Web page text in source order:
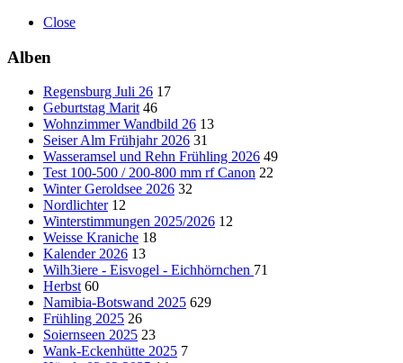
Close
Alben
Regensburg Juli 26 17
Geburtstag Marit 46
Wohnzimmer Wandbild 26 13
Seiser Alm Frühjahr 2026 31
Wasseramsel und Rehn Frühling 2026 49
Test 100-500 / 200-800 mm rf Canon 22
Winter Geroldsee 2026 32
Nordlichter 12
Winterstimmungen 2025/2026 12
Weisse Kraniche 18
Kalender 2026 13
Wilh3iere - Eisvogel - Eichhörnchen 71
Herbst 60
Namibia-Botswand 2025 629
Frühling 2025 26
Soiernseen 2025 23
Wank-Eckenhütte 2025 7